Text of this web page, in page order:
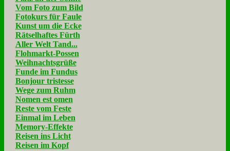
Vom Foto zum Bild
Fotokurs für Faule
Kunst um die Ecke
Rätselhaftes Fürth
Aller Welt Tand...
Flohmarkt-Possen
Weihnachtsgrüße
Funde im Fundus
Bonjour tristesse
Wege zum Ruhm
Nomen est omen
Reste vom Feste
Einmal im Leben
Memory-Effekte
Reisen ins Licht
Reisen im Kopf